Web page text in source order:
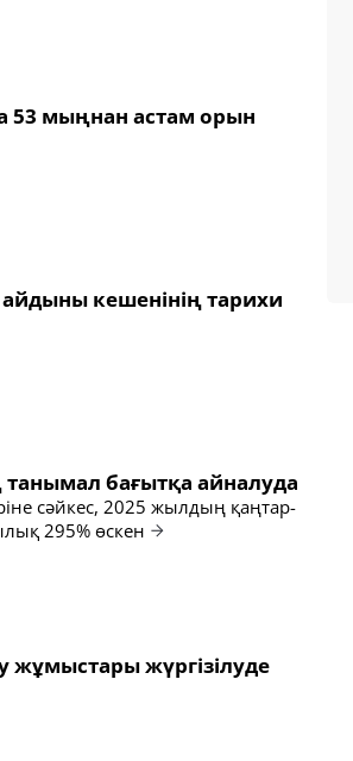
мыңнан астам орын
кешенінің тарихи
танымал бағытқа айналуда
сәйкес, 2025 жылдың қаңтар-
295% өскен
жұмыстары жүргізілуде